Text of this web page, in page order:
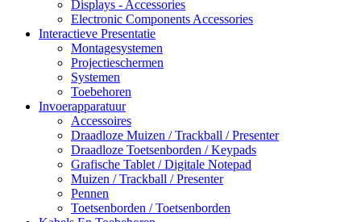
Displays - Accessories
Electronic Components Accessories
Interactieve Presentatie
Montagesystemen
Projectieschermen
Systemen
Toebehoren
Invoerapparatuur
Accessoires
Draadloze Muizen / Trackball / Presenter
Draadloze Toetsenborden / Keypads
Grafische Tablet / Digitale Notepad
Muizen / Trackball / Presenter
Pennen
Toetsenborden / Toetsenborden